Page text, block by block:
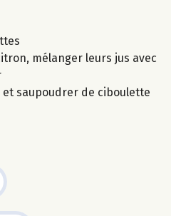
mélanger leurs jus avec
saupoudrer de ciboulette